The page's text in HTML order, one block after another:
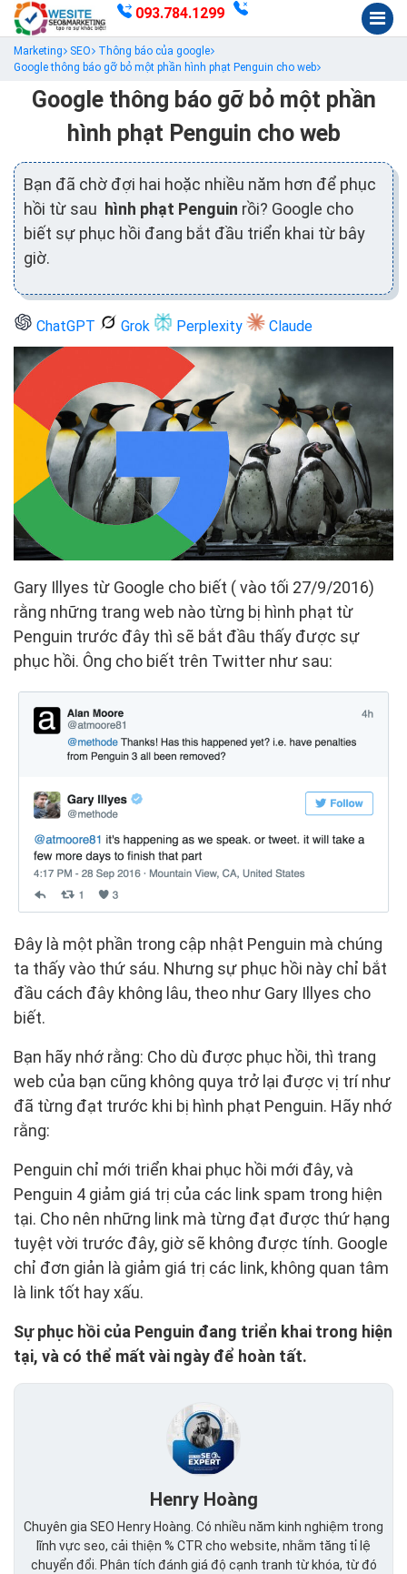
093.784.1299
Marketing SEO
Thông báo của google
Google thông báo gỡ bỏ một phần hình phạt Penguin cho web
Google thông báo gỡ bỏ một phần
hình phạt Penguin cho web
Bạn đã chờ đợi hai hoặc nhiều năm hơn để phục
hồi từ sau hình phạt Penguin rồi? Google cho
biết sự phục hồi đang bắt đầu triển khai từ bây
giờ.
ChatGPT Grok Perplexity Claude
Gary Illyes từ Google cho biết ( vào tối 27/9/2016)
rằng những trang web nào từng bị hình phạt từ
Penguin trước đây thì sẽ bắt đầu thấy được sự
phục hồi. Ông cho biết trên Twitter như sau:
Đây là một phần trong cập nhật Penguin mà chúng
ta thấy vào thứ sáu. Nhưng sự phục hồi này chỉ bắt
đầu cách đây không lâu, theo như Gary Illyes cho
biết.
Bạn hãy nhớ rằng: Cho dù được phục hồi, thì trang
web của bạn cũng không quya trở lại được vị trí như
đã từng đạt trước khi bị hình phạt Penguin. Hãy nhớ
rằng:
Penguin chỉ mới triển khai phục hồi mới đây, và
Penguin 4 giảm giá trị của các link spam trong hiện
tại. Cho nên những link mà từng đạt được thứ hạng
tuyệt vời trước đây, giờ sẽ không được tính. Google
chỉ đơn giản là giảm giá trị các link, không quan tâm
là link tốt hay xấu.
Sự phục hồi của Penguin đang triển khai trong hiện
tại, và có thể mất vài ngày để hoàn tất.
Henry Hoàng
Chuyên gia SEO Henry Hoàng. Có nhiều năm kinh nghiệm trong
lĩnh vực seo, cải thiện % CTR cho website, nhằm tăng tỉ lệ
chuyển đổi. Phân tích đánh giá độ cạnh tranh từ khóa, từ đó